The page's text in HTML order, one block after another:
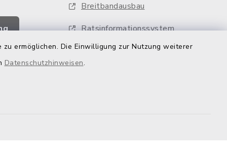
ermöglichen. Die Einwilligung zur Nutzung weiterer
Datenschutzhinweisen.
Breitbandausbau
Ratsinformationssystem
Feuerwehren